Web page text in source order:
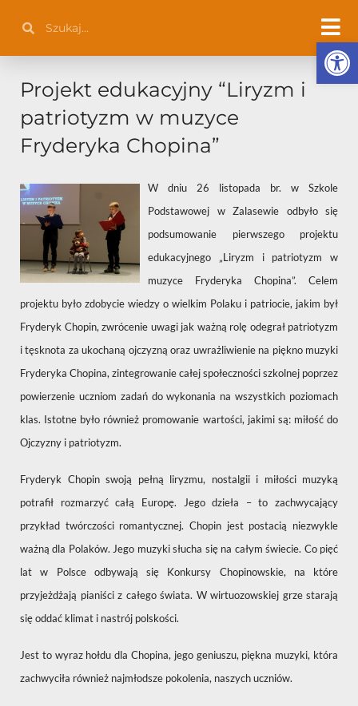
treści
Projekt edukacyjny “Liryzm i
patriotyzm w muzyce
Fryderyka Chopina”
W dniu 26 listopada br. w Szkole
Podstawowej w Zalasewie odbyło się
podsumowanie pierwszego projektu
edukacyjnego „Liryzm i patriotyzm w
muzyce Fryderyka Chopina”. Celem
projektu było zdobycie wiedzy o wielkim Polaku i patriocie, jakim był
Fryderyk Chopin, zwrócenie uwagi jak ważną rolę odegrał patriotyzm
i tęsknota za ukochaną ojczyzną oraz uwrażliwienie na piękno muzyki
Fryderyka Chopina, zintegrowanie całej społeczności szkolnej poprzez
powierzenie uczniom zadań do wykonania na wszystkich poziomach
klas. Istotne było również promowanie wartości, jakimi są: miłość do
Ojczyzny i patriotyzm.
Fryderyk Chopin swoją pełną liryzmu, nostalgii i miłości muzyką
potrafił rozmarzyć całą Europę. Jego dzieła – to zachwycający
przykład twórczości romantycznej. Chopin jest postacią niezwykle
ważną dla Polaków. Jego muzyki słucha się na całym świecie. Co pięć
lat w Polsce odbywają się Konkursy Chopinowskie, na które
przyjeżdżają pianiści z całego świata. W wirtuozowskiej grze starają
się oddać klimat i nastrój polskości.
Jest to wyraz hołdu dla Chopina, jego geniuszu, piękna muzyki, która
zachwyciła również najmłodsze pokolenia, naszych uczniów.